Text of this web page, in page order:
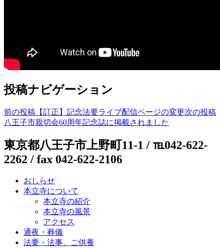
投稿ナビゲーション
前の投稿 【訂正】記念法要ライブ配信ページの変更次の投稿
八王子市親切会60周年記念誌に掲載されました
東京都八王子市上野町11-1 / ℡042-622-
2262 / fax 042-622-2106
おしらせ
本立寺について
本立寺の紹介
本立寺の風景
アクセス
通夜・葬儀
法要・法事、ご供養